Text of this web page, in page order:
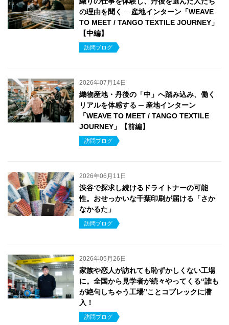
の理由を聞く ─ 産地インターン「WEAVE
TO MEET / TANGO TEXTILE JOURNEY」
【中編】
訪問ブログ
2026年07月14日
織物産地・丹後の「中」へ踏み込み、働く
リアルを体感する ─ 産地インターン
「WEAVE TO MEET / TANGO TEXTILE
JOURNEY」【前編】
訪問ブログ
2026年06月11日
渋谷で探求し続けるドライトナーの可能
性。おせっかいな千葉印刷が届ける「さか
なかるた」
訪問ブログ
2026年05月26日
家族や恋人が訪れても恥ずかしくない工場
に。全国から見学者が続々やってくる“誰も
が絶句しちゃう工場”ことコプレックに潜
入！
訪問ブログ